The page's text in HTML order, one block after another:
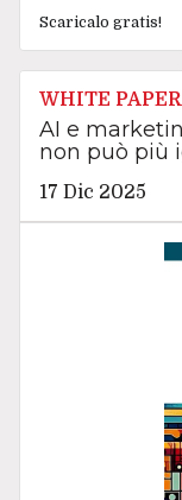
Scaricalo gratis!
WHITE PAPER
AI e
non può più
17 Dic 2025